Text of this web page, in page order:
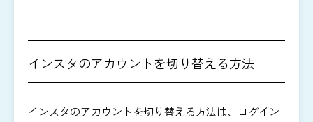
インスタのアカウントを切り替える方法
インスタのアカウントを切り替える方法は、ログイン